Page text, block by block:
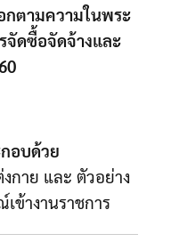
ตามความในพระ
ดซื้อจัดจ้างและ
อบด้วย
กาย และ ตัวอย่าง
ข้างานราชการ